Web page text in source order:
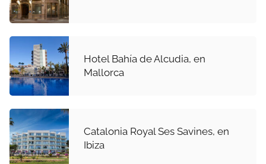
Hotel Bahía de Alcudia, en
Mallorca
Catalonia Royal Ses Savines, en
Ibiza